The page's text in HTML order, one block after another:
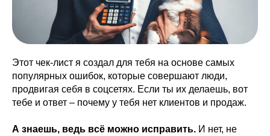
Этот чек-лист я создал для тебя на основе самых
популярных ошибок, которые совершают люди,
продвигая себя в соцсетях. Если ты их делаешь, вот
тебе и ответ – почему у тебя нет клиентов и продаж.
А знаешь, ведь всё можно исправить. И нет, не